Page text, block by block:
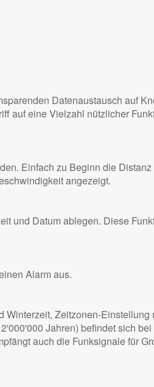
Datenaustausch auf
auf eine Vielzahl nützlicher
Einfach zu Beginn die
angezeigt.
und Datum ablegen. Diese
Alarm aus.
Zeitzonen-
Jahren) befindet sich bei
auch die Funksignale für